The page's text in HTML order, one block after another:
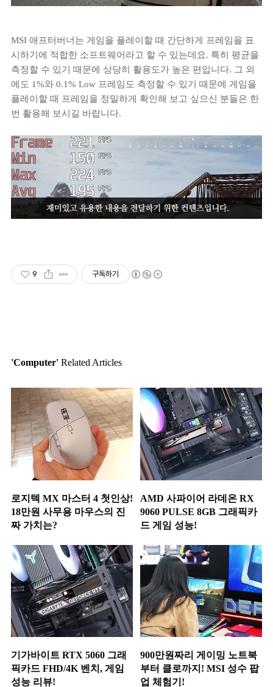
MSI 애프터버너는 게임을 플레이할 때 간단하게 프레임을 표
시하기에 적합한 소프트웨어라고 할 수 있는데요. 특히 평균을
측정할 수 있기 때문에 상당히 활용도가 높은 편입니다. 그 외
에도 1%와 0.1% Low 프레임도 측정할 수 있기 때문에 게임을
플레이할 때 프레임을 정밀하게 확인해 보고 싶으신 분들은 한
번 활용해 보시길 바랍니다.
9 구독하기
'Computer' Related Articles
로지텍 MX 마스터 4 첫인상!
18만원 사무용 마우스의 진
짜 가치는?
AMD 사파이어 라데온 RX
9060 PULSE 8GB 그래픽카
드 게임 성능!
기가바이트 RTX 5060 그래
픽카드 FHD/4K 벤치, 게임
성능 리뷰!
900만원짜리 게이밍 노트북
부터 클로까지! MSI 성수 팝
업 체험기!